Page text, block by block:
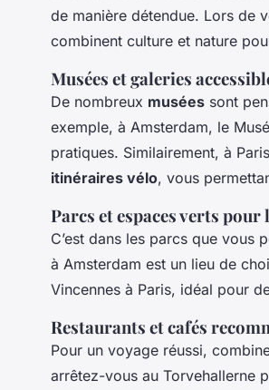
de manière détendue. Lors de
combinent culture et nature
Musées et galeries
De nombreux musées sont
exemple, à Amsterdam, le
pratiques. Similairement, à
itinéraires vélo, vous
Parcs et espaces verts pour
C’est dans les parcs que vous
à Amsterdam est un lieu de
Vincennes à Paris, idéal pour
Restaurants et cafés
Pour un voyage réussi,
arrêtez-vous au Torvehallerne